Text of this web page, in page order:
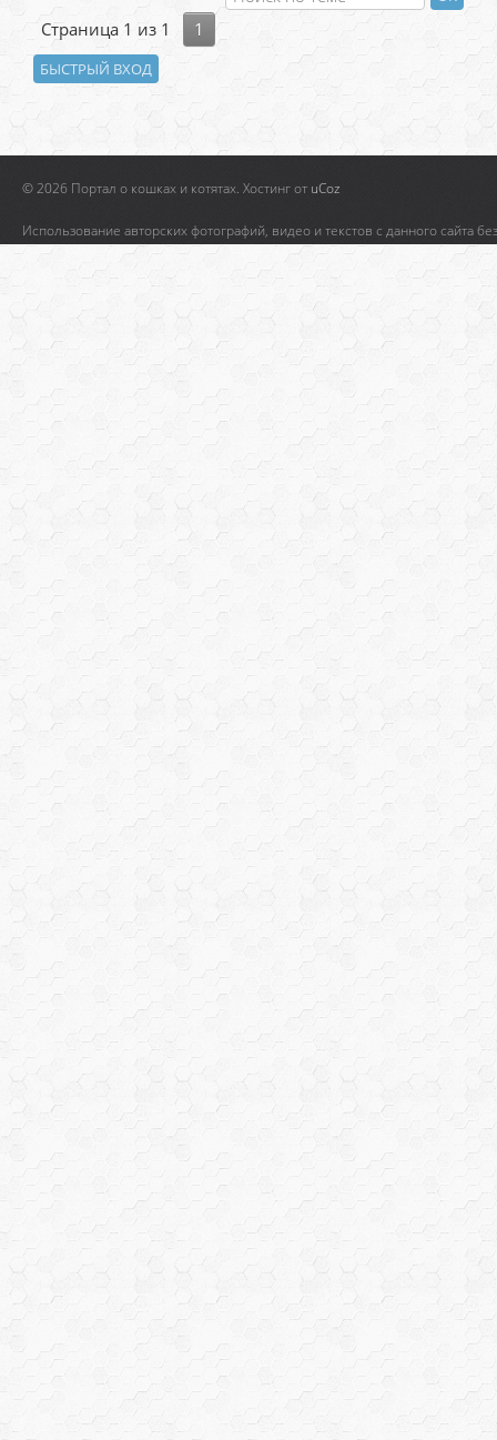
Страница 1 из 1 1
© 2026 Портал о кошках и котятах. Хостинг от uCoz
Использование авторских фотографий, видео и текстов с данного сайта